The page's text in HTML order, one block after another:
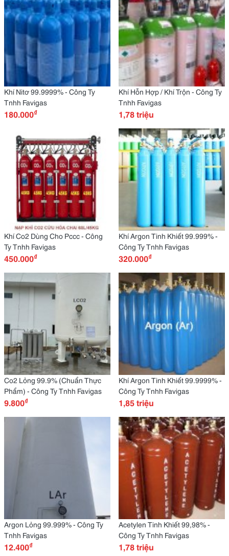
Khí Nitơ 99.9999% - Công Ty
Tnhh Favigas
180.000₫
Khí Hỗn Hợp / Khí Trộn - Công Ty
Tnhh Favigas
1,78 triệu
Khí Co2 Dùng Cho Pccc - Công
Ty Tnhh Favigas
450.000₫
Khí Argon Tinh Khiết 99.999% -
Công Ty Tnhh Favigas
320.000₫
Co2 Lỏng 99.9% (Chuẩn Thực
Phẩm) - Công Ty Tnhh Favigas
9.800₫
Khí Argon Tinh Khiết 99.9999% -
Công Ty Tnhh Favigas
1,85 triệu
Argon Lỏng 99.999% - Công Ty
Tnhh Favigas
12.400₫
Acetylen Tinh Khiết 99,98% -
Công Ty Tnhh Favigas
1,78 triệu